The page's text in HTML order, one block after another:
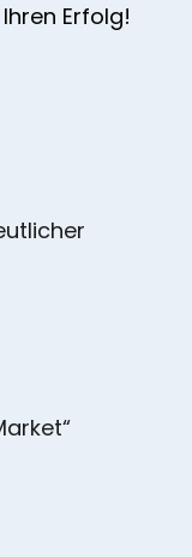
Erfolg!